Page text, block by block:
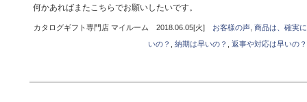
何かあればまたこちらでお願いしたいです。
カタログギフト専門店 マイルーム 2018.06.05[火] お客様の声, 商品は、確実
いの？
納期は早いの？ 返事や対応は早いの？